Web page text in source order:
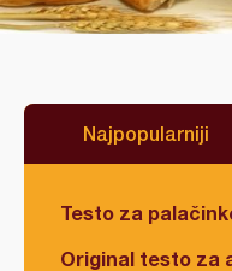
Najpopularniji
Testo za
Original testo za